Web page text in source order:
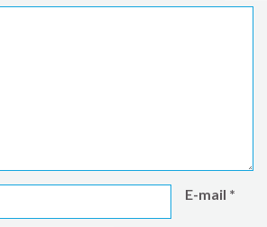
E-mail *